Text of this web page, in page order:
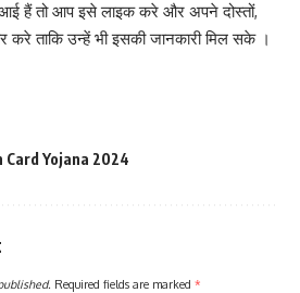
हैं तो आप इसे लाइक करे और अपने दोस्तों,
ताकि उन्हें भी इसकी जानकारी मिल सके ।
Card Yojana 2024
Required fields are marked *